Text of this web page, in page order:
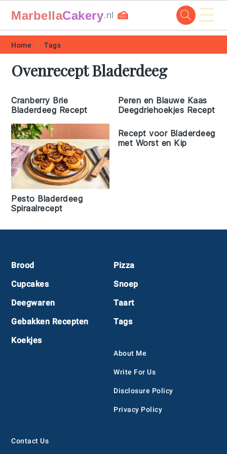
Skip
primary
Skip
main
Skip
primary
Skip
footer
MarbellaCakery.nl 🍰 ☰
Home Tags
Ovenrecept Bladerdeeg
Cranberry Brie
Bladerdeeg Recept
Peren en Blauwe Kaas
Deegdriehoekjes Recept
Pesto Bladerdeeg
Spiraalrecept
Recept voor Bladerdeeg
met Worst en Kip
Footer
Brood
Cupcakes
Deegwaren
Gebakken Recepten
Koekjes
Pizza
Snoep
Taart
Tags
About Me
Write For Us
Disclosure Policy
Privacy Policy
Contact Us